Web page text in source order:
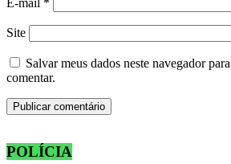
E-mail *
Site
Salvar meus dados neste navegador
comentar.
POLÍCIA